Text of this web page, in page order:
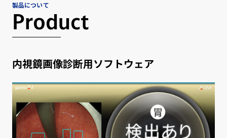
製品について
Product
内視鏡画像診断用ソフトウェア